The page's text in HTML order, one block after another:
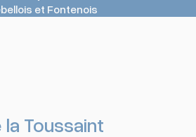
et Fontenois
Toussaint